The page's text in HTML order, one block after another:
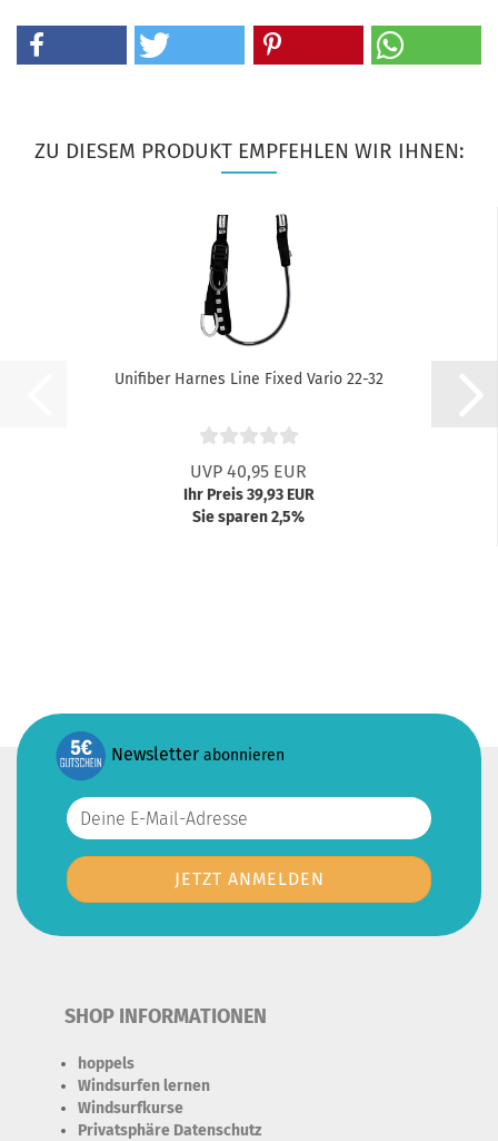
ZU DIESEM PRODUKT EMPFEHLEN WIR IHNEN:
Unifiber Harnes Line Fixed Vario 22-32
UVP 40,95 EUR
Ihr Preis 39,93 EUR
Sie sparen 2,5%
Newsletter abonnieren
SHOP INFORMATIONEN
hoppels
Windsurfen lernen
Windsurfkurse
Privatsphäre Datenschutz